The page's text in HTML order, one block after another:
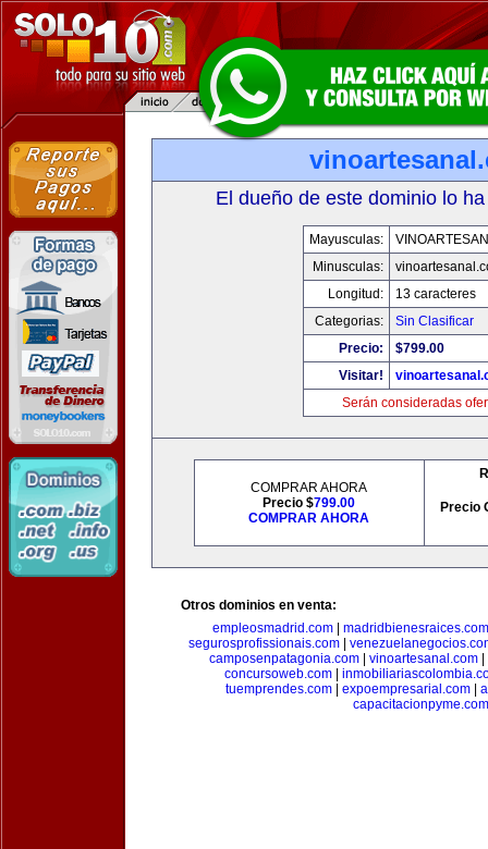
El dueño de este dominio lo
Mayusculas:
Minusculas:
Longitud:
13 caracteres
Categorias:
Sin Clasificar
Precio:
$799.00
Visitar!
Serán consideradas
COMPRAR AHORA
Precio $799.00
COMPRAR AHORA
Precio
Otros dominios en venta:
empleosmadrid.com
madridbienesraices.com
segurosprofissionais.com
camposenpatagonia.com| vinoartesanal.com|
concursoweb.com
tuemprendes.com
expoempresarial.com
capacitacionpyme.com